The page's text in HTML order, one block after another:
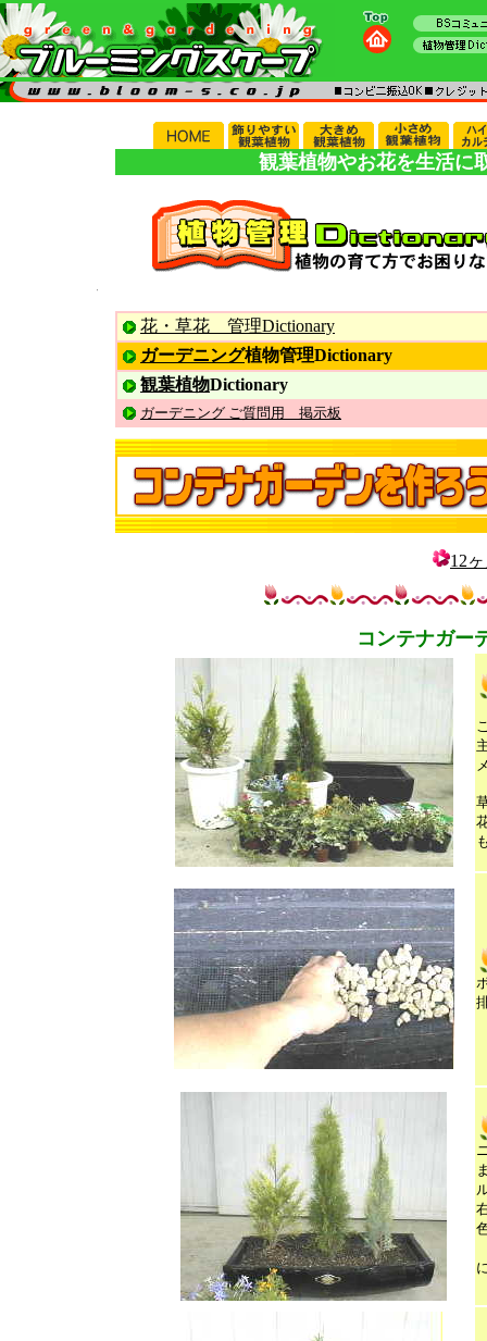
観葉植物やお花を生活に
花・草花 管理Dictionary
ガーデニング植物管理Dictionary
観葉植物Dictionary
ガーデニング ご質問用 掲示板
12
コンテナガー